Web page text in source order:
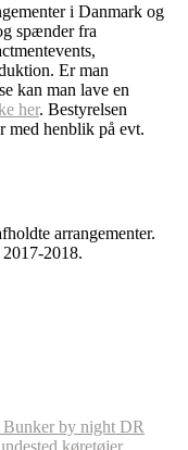
i Danmark og
spænder fra
Er man
kan man lave en
her. Bestyrelsen
med henblik på evt.
arrangementer.
2018.
Bunker by night DR
køretøjer